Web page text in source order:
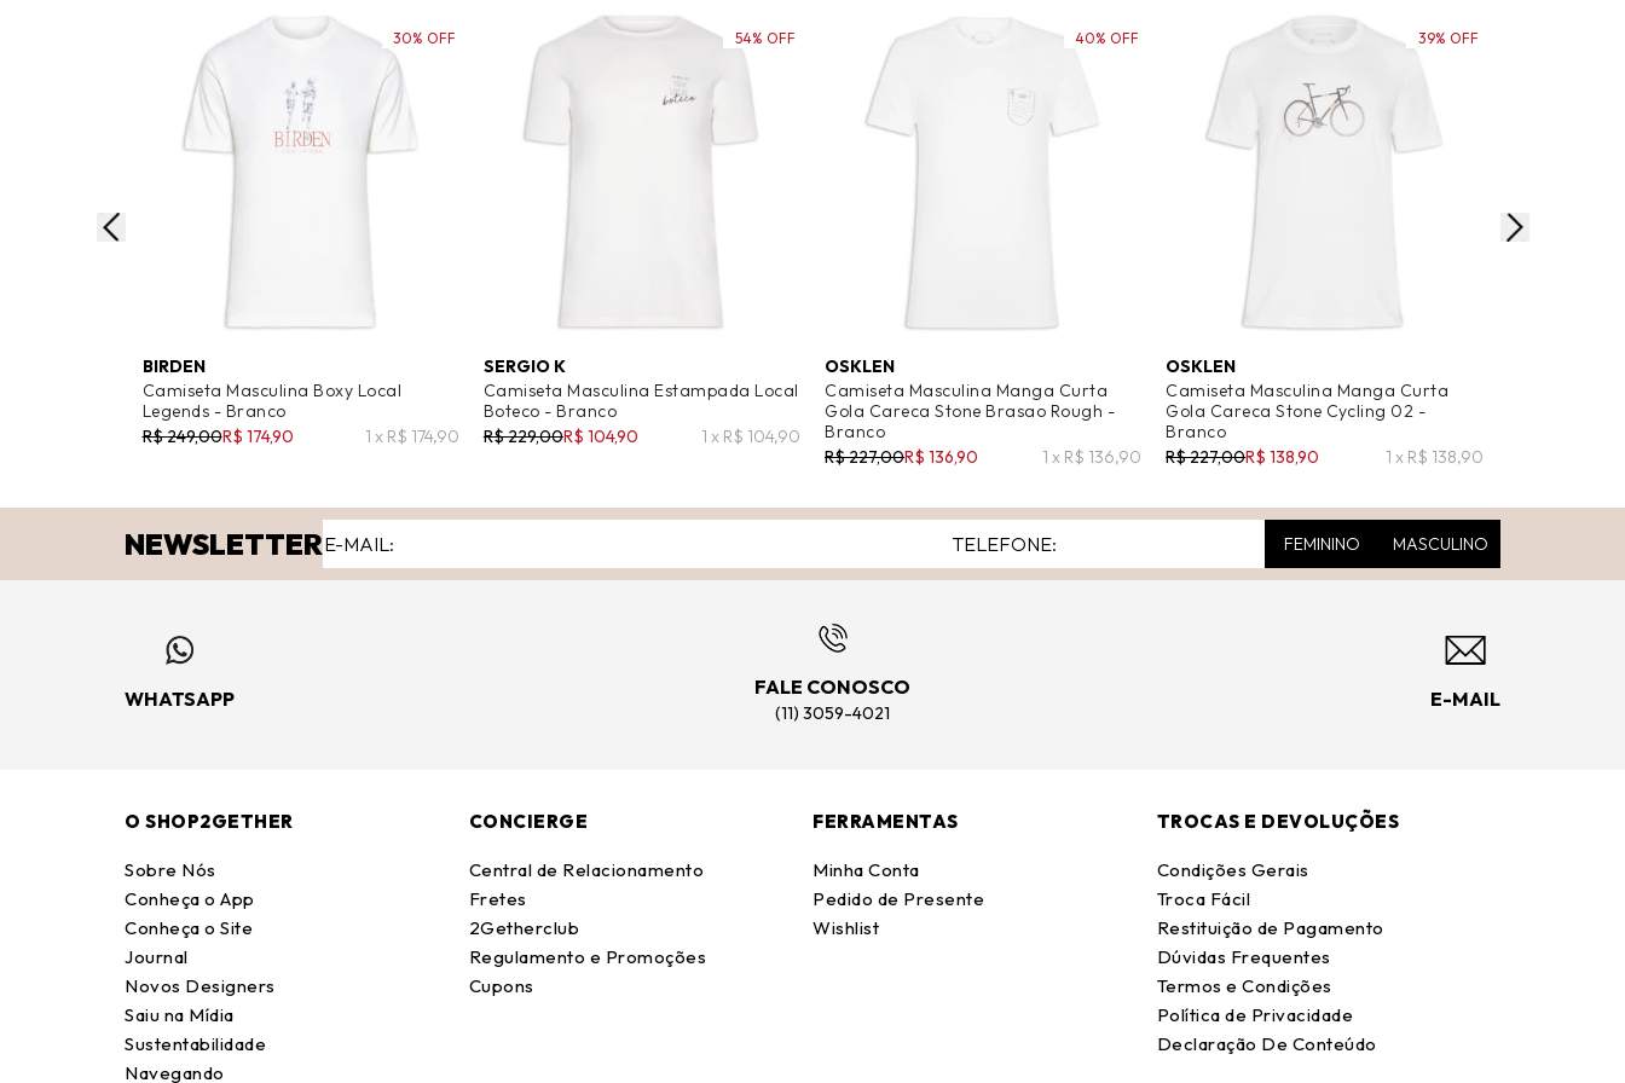
BIRDEN
Camiseta Masculina Boxy Local
Legends - Branco
R$ 249,00R$ 174,90 1 x R$ 174,90
30% OFF
SERGIO K
Camiseta Masculina Estampada Local
Boteco - Branco
R$ 229,00R$ 104,90 1 x R$ 104,90
54% OFF
OSKLEN
Camiseta Masculina Manga Curta
Gola Careca Stone Brasao Rough -
Branco
R$ 227,00R$ 136,90 1 x R$ 136,90
40% OFF
OSKLEN
Camiseta Masculina Manga Curta
Gola Careca Stone Cycling 02 -
Branco
R$ 227,00R$ 138,90 1 x R$ 138,90
39% OFF
NEWSLETTER FEMININO MASCULINO
WHATSAPP
FALE CONOSCO
(11) 3059-4021
E-MAIL
O SHOP2GETHER
Sobre Nós
Conheça o App
Conheça o Site
Journal
Novos Designers
Saiu na Mídia
Sustentabilidade
Navegando
CONCIERGE
Central de Relacionamento
Fretes
2Getherclub
Regulamento e Promoções
Cupons
FERRAMENTAS
Minha Conta
Pedido de Presente
Wishlist
TROCAS E DEVOLUÇÕES
Condições Gerais
Troca Fácil
Restituição de Pagamento
Dúvidas Frequentes
Termos e Condições
Política de Privacidade
Declaração De Conteúdo